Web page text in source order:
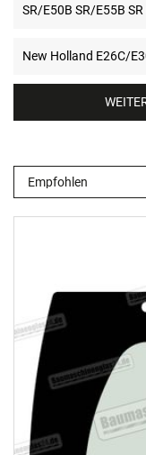
SR/E50B SR/E55B
New Holland E26C/